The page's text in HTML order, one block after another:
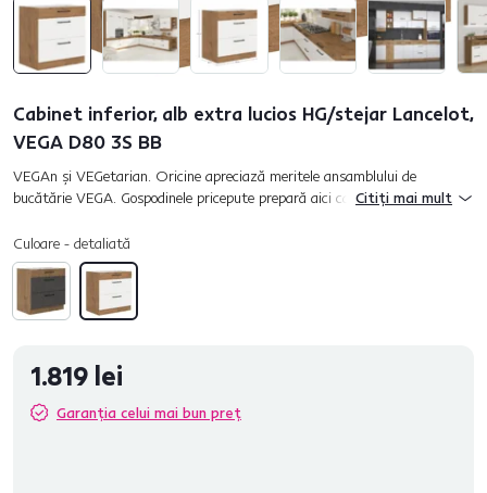
Cabinet inferior, alb extra lucios HG/stejar Lancelot,
VEGA D80 3S BB
VEGAn şi VEGetarian. Oricine apreciază meritele ansamblului de
bucătărie VEGA. Gospodinele pricepute prepară aici carne gustoasă sau
Citiți mai mult
Culoare - detaliată
1.819 lei
Garanția celui mai bun preț